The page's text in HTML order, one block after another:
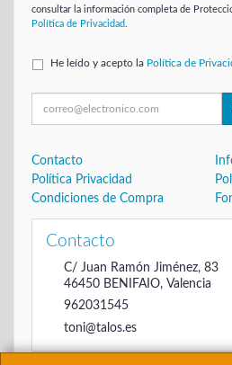
consultar la información completa de
Política de Privacidad
He leído y acepto la Política de
Contacto
Política Privacidad
Condiciones de Compra
Contacto
C/ Juan Ramón Jiménez, 83
46450 BENIFAIO, Valencia
962031545
toni@talos.es